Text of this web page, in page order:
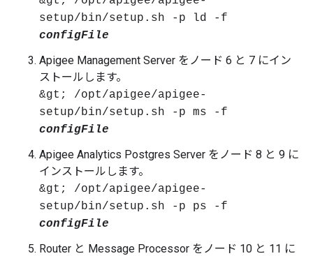
setup/bin/setup.sh -p ld -f
configFile
Apigee Management Server をノード 6 と 7 にイン
ストールします。
&gt; /opt/apigee/apigee-
setup/bin/setup.sh -p ms -f
configFile
Apigee Analytics Postgres Server をノード 8 と 9 に
インストールします。
&gt; /opt/apigee/apigee-
setup/bin/setup.sh -p ps -f
configFile
Router と Message Processor をノード 10 と 11 に